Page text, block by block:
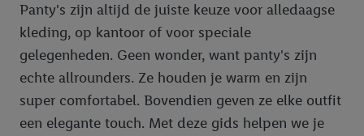
Panty's zijn altijd de juiste keuze voor alledaagse
kleding, op kantoor of voor speciale
gelegenheden. Geen wonder, want panty's zijn
echte allrounders. Ze houden je warm en zijn
super comfortabel. Bovendien geven ze elke outfit
een elegante touch. Met deze gids helpen we je